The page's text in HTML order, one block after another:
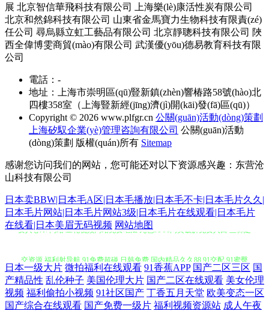
展 北京智信華飛科技有限公司
上海樂(lè)康活性炭有限公司
北京和然錦科技有限公司 山東省金馬寶力生物科技有限責(zé)
任公司 尋烏縣立虹工藝品有限公司 北京靜聰科技有限公司 陜
西全偉博雯商貿(mào)有限公司 武漢優(yōu)德易教育科技有限
公司
電話：-
地址：上海市崇明區(qū)豎新鎮(zhèn)響椿路58號(hào)北
四樓358室（上海豎新經(jīng)濟(jì)開(kāi)發(fā)區(qū)）
Copyright © 2026 www.plfgr.cn 公關(guān)活動(dòng)策劃
上海矽馭企業(yè)管理咨詢有限公司 公關(guān)活動
(dòng)策劃 版權(quán)所有 Sitemap
感谢您访问我们的网站，您可能还对以下资源感兴趣：东营沧
山科技有限公司
日本卖BBW|日本毛A区|日本毛播放|日本毛不卡|日本毛片久久|
日本毛片网站|日本毛片网站3级|日本毛片在线观看|日本毛片
在线看|日本美眉无码视频 网站地图
女人心AV网站 豆花视频网站免费吃瓜 九色91 91网页破解免费入口 丝袜足
交资源 福利射导航 91免费超碰 日韩免费 国内精品久久88 91交配 91蜜臀
日本一级大片 微拍福利在线观看 91香蕉APP 国产二区三区 国
产精品性 乱伦种子 美国伦理大片 国产二区在线观看 美女伦理
视频 福利偷拍小视频 91社区国产 丁香五月天堂 欧美变态一区
国产综合在线观看 国产免费一级片 福利视频资源站 成人午夜